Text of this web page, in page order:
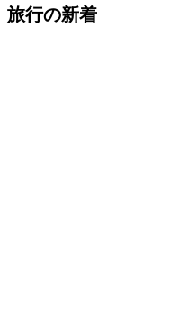
旅行の新着